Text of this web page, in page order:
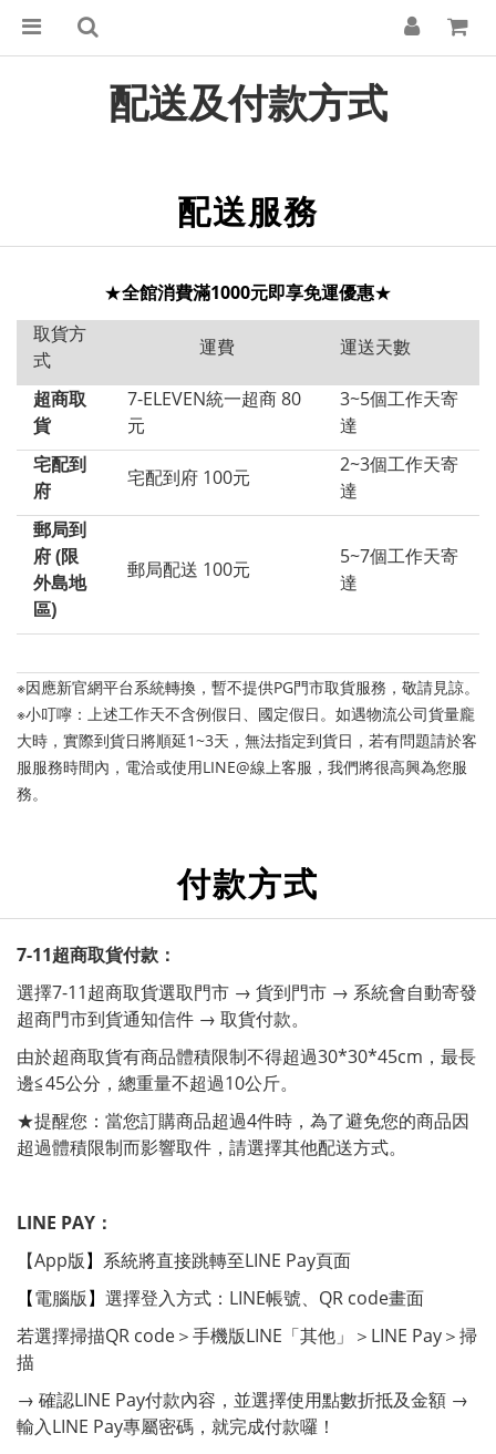
配送及付款方式
配送服務
★全館消費滿1000元即享免運優惠★
取貨方
式
運費 運送天數
超商取
貨
7-ELEVEN統一超商 80
元
3~5個工作天寄
達
宅配到
府
宅配到府 100元
2~3個工作天寄
達
郵局到
府(限
外島地
區)
郵局配送 100元
5~7個工作天寄
達
※因應新官網平台系統轉換，暫不提供PG門市取貨服務，敬請見諒。
※小叮嚀：上述工作天不含例假日、國定假日。如遇物流公司貨量龐
大時，實際到貨日將順延1~3天，無法指定到貨日，若有問題請於客
服服務時間內，電洽或使用LINE@線上客服，我們將很高興為您服
務。
付款方式
7-11超商取貨付款：
選擇7-11超商取貨選取門市 → 貨到門市 → 系統會自動寄發
超商門市到貨通知信件 → 取貨付款。
由於超商取貨有商品體積限制不得超過30*30*45cm，最長
邊≦45公分，總重量不超過10公斤。
★提醒您：當您訂購商品超過4件時，為了避免您的商品因
超過體積限制而影響取件，請選擇其他配送方式。
LINE PAY：
【App版】 系統將直接跳轉至LINE Pay頁面
【電腦版】 選擇登入方式：LINE帳號、QR code畫面
若選擇掃描QR code＞手機版LINE「其他」＞LINE Pay＞掃
描
→ 確認LINE Pay付款內容，並選擇使用點數折抵及金額 →
輸入LINE Pay專屬密碼，就完成付款囉！